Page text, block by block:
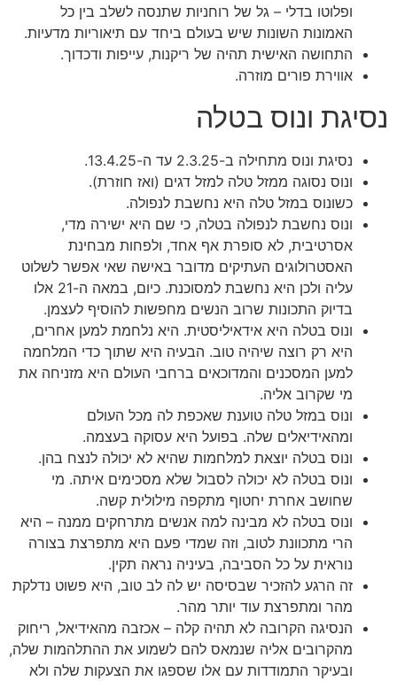
ופלוטו בדלי – גל של רוחניות שתנסה לשלב בין כל
האמונות השונות שיש בעולם ביחד עם תיאוריות מדעיות.
התחושה האישית תהיה של ריקנות, עייפות ודכדוך.
אווירת פורים מוזרה.
נסיגת ונוס בטלה
נסיגת ונוס מתחילה ב-2.3.25 עד ה-13.4.25.
ונוס נסוגה ממזל טלה למזל דגים (ואז חוזרת).
כשונוס במזל טלה היא נחשבת לנפולה.
ונוס נחשבת לנפולה בטלה, כי שם היא ישירה מדי,
אסרטיבית, לא סופרת אף אחד, ולפחות מבחינת
האסטרולוגים העתיקים מדובר באישה שאי אפשר לשלוט
עליה ולכן היא נחשבת למסוכנת. כיום, במאה ה-21 אלו
בדיוק התכונות שרוב הנשים מחפשות להוסיף לעצמן.
ונוס בטלה היא אידאיליסטית. היא נלחמת למען אחרים,
היא רק רוצה שיהיה טוב. הבעיה היא שתוך כדי המלחמה
למען המסכנים והמדוכאים ברחבי העולם היא מזניחה את
מי שקרוב אליה.
ונוס במזל טלה טוענת שאכפת לה מכל העולם
ומהאידיאלים שלה. בפועל היא עסוקה בעצמה.
ונוס בטלה יוצאת למלחמות שהיא לא יכולה לנצח בהן.
ונוס בטלה לא יכולה לסבול שלא מסכימים איתה. מי
שחושב אחרת יחטוף מתקפה מילולית קשה.
ונוס בטלה לא מבינה למה אנשים מתרחקים ממנה – היא
הרי מתכוונת לטוב, וזה שמדי פעם היא מתפרצת בצורה
נוראית על כל הסביבה, בעיניה נראה תקין.
זה הרגע להזכיר שבסיסה יש לה לב טוב, היא פשוט נדלקת
מהר ומתפרצת עוד יותר מהר.
הנסיגה הקרובה לא תהיה קלה – אכזבה מהאידיאל, ריחוק
מהקרובים אליה שנמאס להם לשמוע את ההתלהמות שלה,
ובעיקר התמודדות עם אלו שספגו את הצעקות שלה ולא